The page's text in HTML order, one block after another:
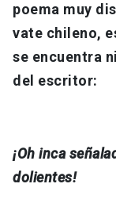
poema muy
vate chileno,
se encuentra
del escritor:
¡Oh inca
dolientes!